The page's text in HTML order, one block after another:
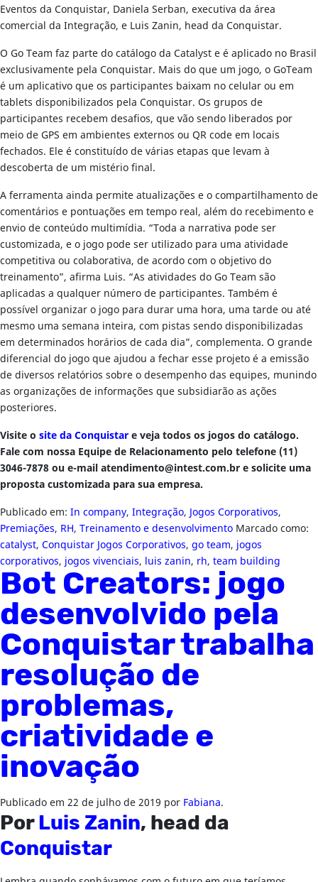
Eventos da Conquistar, Daniela Serban, executiva da área
comercial da Integração, e Luis Zanin, head da Conquistar.
O Go Team faz parte do catálogo da Catalyst e é aplicado no Brasil
exclusivamente pela Conquistar. Mais do que um jogo, o GoTeam
é um aplicativo que os participantes baixam no celular ou em
tablets disponibilizados pela Conquistar. Os grupos de
participantes recebem desafios, que vão sendo liberados por
meio de GPS em ambientes externos ou QR code em locais
fechados. Ele é constituído de várias etapas que levam à
descoberta de um mistério final.
A ferramenta ainda permite atualizações e o compartilhamento de
comentários e pontuações em tempo real, além do recebimento e
envio de conteúdo multimídia. “Toda a narrativa pode ser
customizada, e o jogo pode ser utilizado para uma atividade
competitiva ou colaborativa, de acordo com o objetivo do
treinamento”, afirma Luis. “As atividades do Go Team são
aplicadas a qualquer número de participantes. Também é
possível organizar o jogo para durar uma hora, uma tarde ou até
mesmo uma semana inteira, com pistas sendo disponibilizadas
em determinados horários de cada dia”, complementa. O grande
diferencial do jogo que ajudou a fechar esse projeto é a emissão
de diversos relatórios sobre o desempenho das equipes, munindo
as organizações de informações que subsidiarão as ações
posteriores.
Visite o site da Conquistare veja todos os jogos do catálogo.
Fale com nossa Equipe de Relacionamento pelo telefone (11)
3046-7878 ou e-mailatendimento@intest.com.bre solicite uma
proposta customizada para sua empresa.
Publicado em: In company, Integração, Jogos Corporativos,
Premiações, RH, Treinamento e desenvolvimento Marcado como:
catalyst, Conquistar Jogos Corporativos, go team, jogos
corporativos, jogos vivenciais, luis zanin, rh, team building
Bot Creators: jogo
desenvolvido pela
Conquistar trabalha
resolução de
problemas,
criatividade e
inovação
Publicado em 22 de julho de 2019 por Fabiana.
Por Luis Zanin, head da
Conquistar